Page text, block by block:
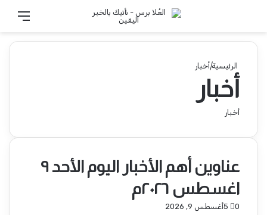
تسجيل الدخول
الرئيسية|أخبار
أخبار
أخبار
عناوين أهم الأخبار اليوم الأحد ٩
اغسطس ٢٠٢٦م ​
أغسطس 9, 2026 0